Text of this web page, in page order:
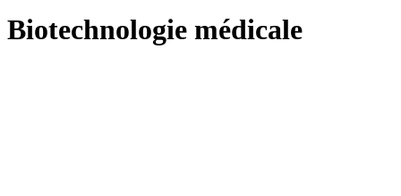
Biotechnologie médicale